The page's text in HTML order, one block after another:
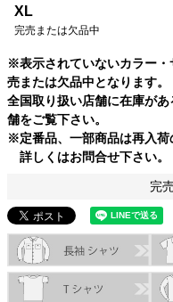
サイズ 身丈 身幅 袖丈
XL
72.0cm 47.0cm 59.0cm
XL
完売または欠品中
※表示されていないカラー
売または欠品中となります。
全国取り扱い店舗に在庫が
舗をご覧下さい。
※定番品、一部商品は再入荷
詳しくはお問合せ下さい。
完